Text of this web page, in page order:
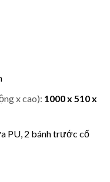
x cao): 1000 x 510 x
PU, 2 bánh trước cố